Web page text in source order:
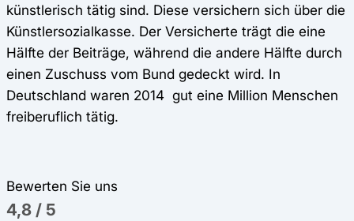
künstlerisch tätig sind. Diese versichern sich über die
Künstlersozialkasse. Der Versicherte trägt die eine
Hälfte der Beiträge, während die andere Hälfte durch
einen Zuschuss vom Bund gedeckt wird. In
Deutschland waren 2014 gut eine Million Menschen
freiberuflich tätig.
Bewerten Sie uns
4,8 / 5